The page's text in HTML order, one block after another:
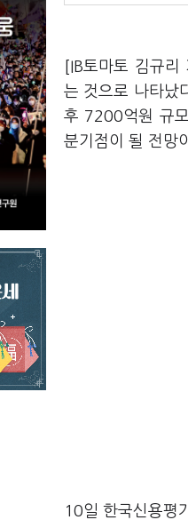
[IB토마토 김규리
는 것으로 나타났
후 7200억원 규
분기점이 될 전망
10일 한국신용평